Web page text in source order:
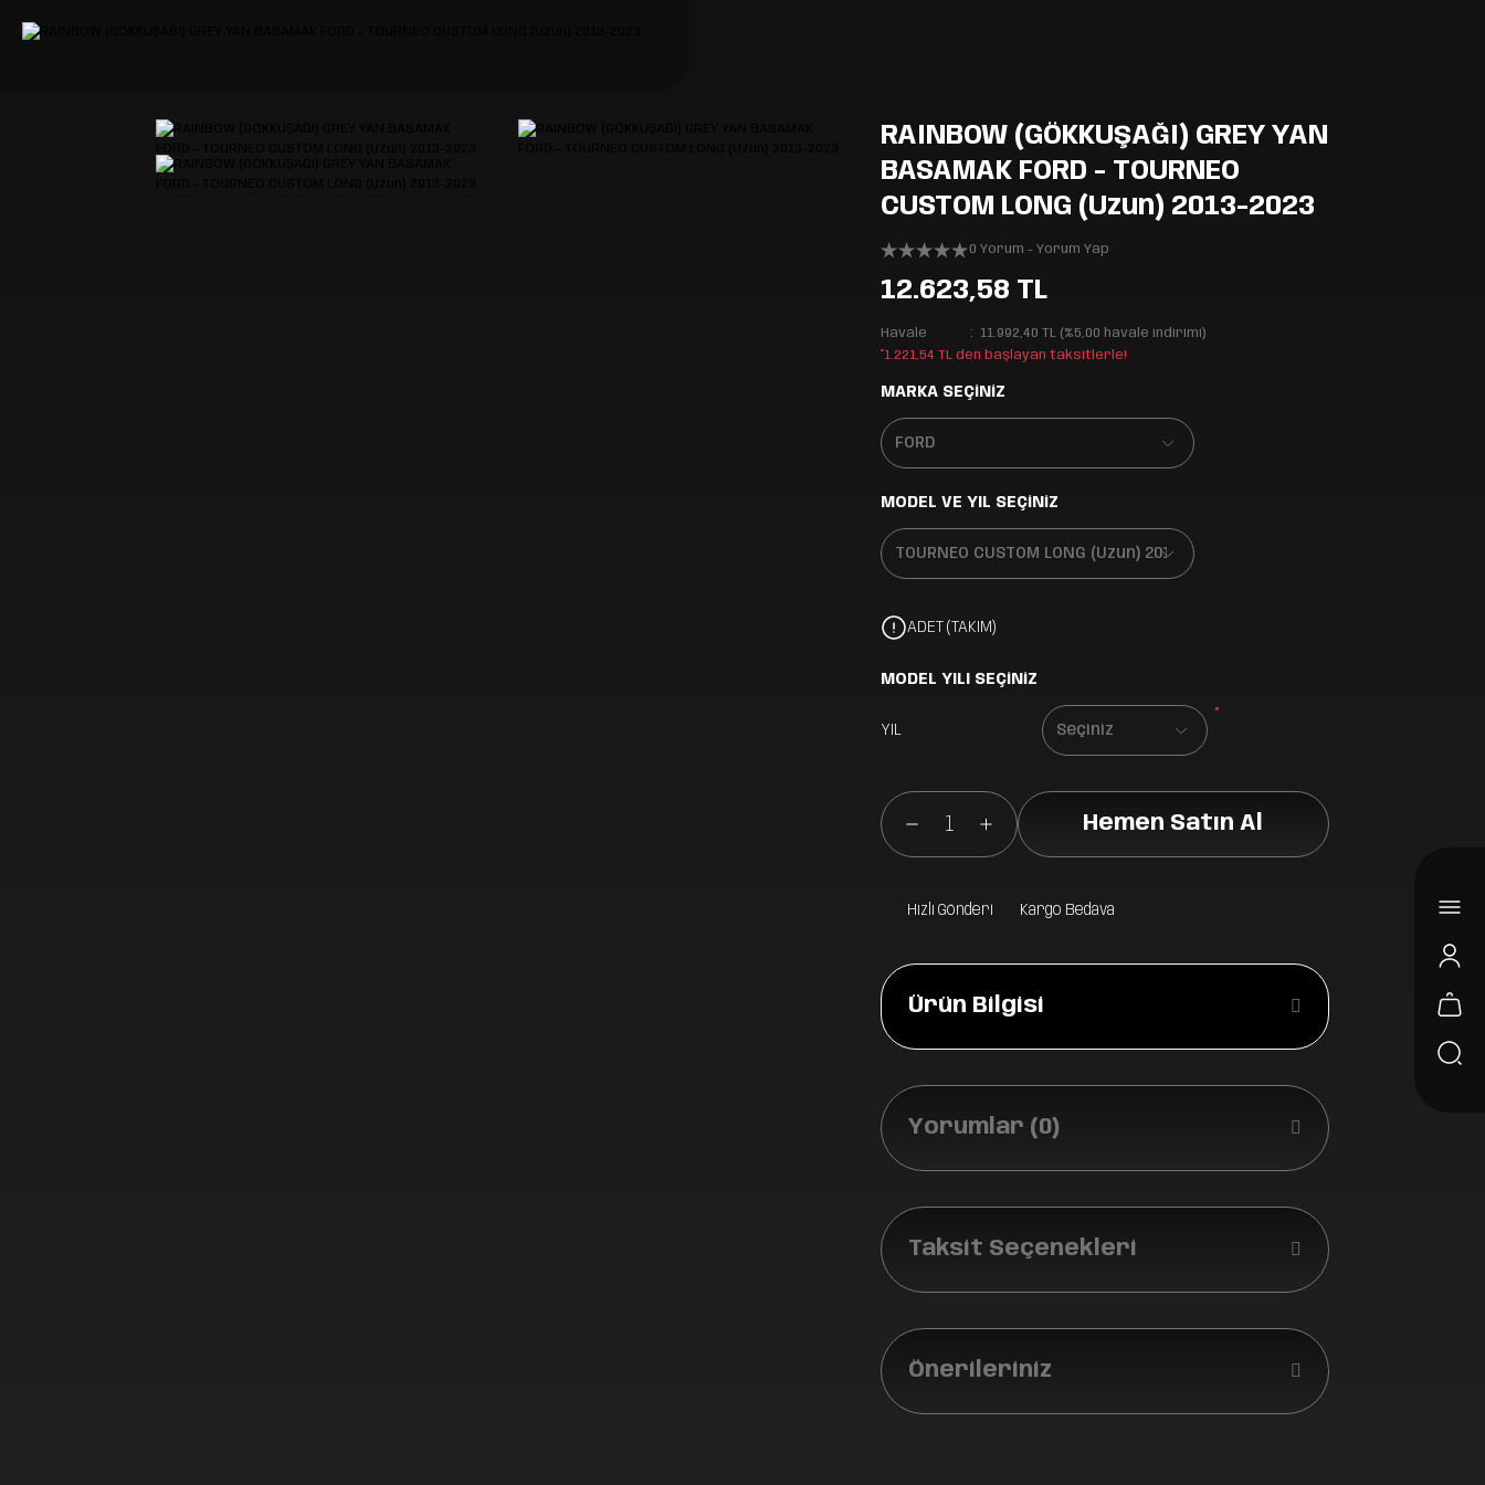
RAINBOW (GÖKKUŞAĞI) GREY YAN
BASAMAK FORD - TOURNEO
CUSTOM LONG (Uzun) 2013-2023
0 Yorum - Yorum Yap
12.623,58 TL
Havale
11.992,40 TL (%5,00 havale indirimi)
*1.221,54 TL den başlayan taksitlerle!
MARKA SEÇİNİZ
MODEL VE YIL SEÇİNİZ
ADET (TAKIM)
MODEL YILI SEÇİNİZ
YIL
Hemen Satın Al
Hızlı Gönderi Kargo Bedava
Ürün Bilgisi
Yorumlar (0)
Taksit Seçenekleri
Önerileriniz